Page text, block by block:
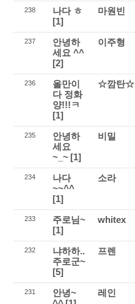
238
나다 ㅎ
[1]
마원빈
237
안녕하
세요 ^^
[2]
이주형
236
올만이
다 정화
양!!!ㅋ
[1]
☆깜탄☆
235
안녕하
세요
~_~ [1]
비밀
234
나다
~~^^
[1]
소라
233
주로님~
[1]
whitex
232
냐하하..
주로군~
[5]
프렌
231
안녕~
레인